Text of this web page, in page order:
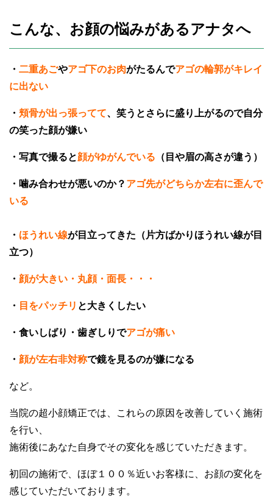
こんな、お顔の悩みがあるアナタへ
・ 二重あごやアゴ下のお肉がたるんでアゴの輪郭がキレイ
に出ない
・ 頬骨が出っ張ってて、笑うとさらに盛り上がるので自分
の笑った顔が嫌い
・写真で撮ると顔がゆがんでいる （目や眉の高さが違う）
・噛み合わせが悪いのか？ アゴ先がどちらか左右に歪んで
いる
・ ほうれい線が目立ってきた（片方ばかりほうれい線が目
立つ）
・ 顔が大きい・丸顔・面長・・・
・ 目をパッチリ と大きくしたい
・食いしばり・歯ぎしりでアゴが痛い
・ 顔が左右非対称で鏡を見るのが嫌になる
など。
当院の超小顔矯正では、これらの原因を改善していく施術
を行い、
施術後にあなた自身でその変化を感じていただきます。
初回の施術で、ほぼ１００％近いお客様に、お顔の変化を
感じていただいております。